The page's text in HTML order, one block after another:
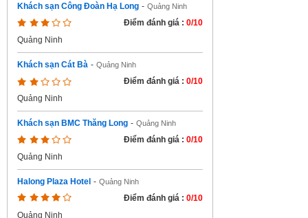
Khách sạn Công Đoàn Hạ Long - Quảng Ninh
Điểm đánh giá : 0/10
Quảng Ninh
Khách sạn Cát Bà - Quảng Ninh
Điểm đánh giá : 0/10
Quảng Ninh
Khách sạn BMC Thăng Long - Quảng Ninh
Điểm đánh giá : 0/10
Quảng Ninh
Halong Plaza Hotel - Quảng Ninh
Điểm đánh giá : 0/10
Quảng Ninh